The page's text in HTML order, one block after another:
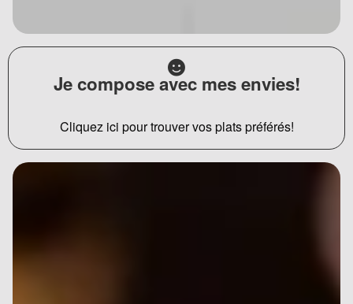
Je compose avec mes envies!
Cliquez ici pour trouver vos plats préférés!